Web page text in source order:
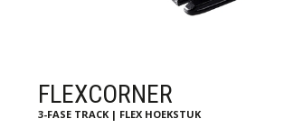
FLEXCORNER
3-FASE TRACK | FLEX HOEKSTUK